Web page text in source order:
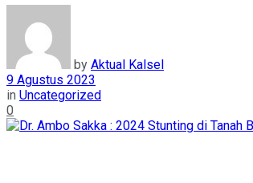
by Aktual Kalsel
9 Agustus 2023
in Uncategorized
0